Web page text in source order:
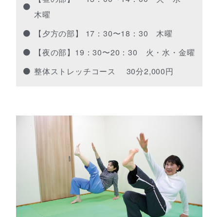
木曜
【夕方の部】 17：30〜18：30 木曜
【夜の部】19：30〜20：30 火・水・金曜
整体ストレッチコース 30分2,000円